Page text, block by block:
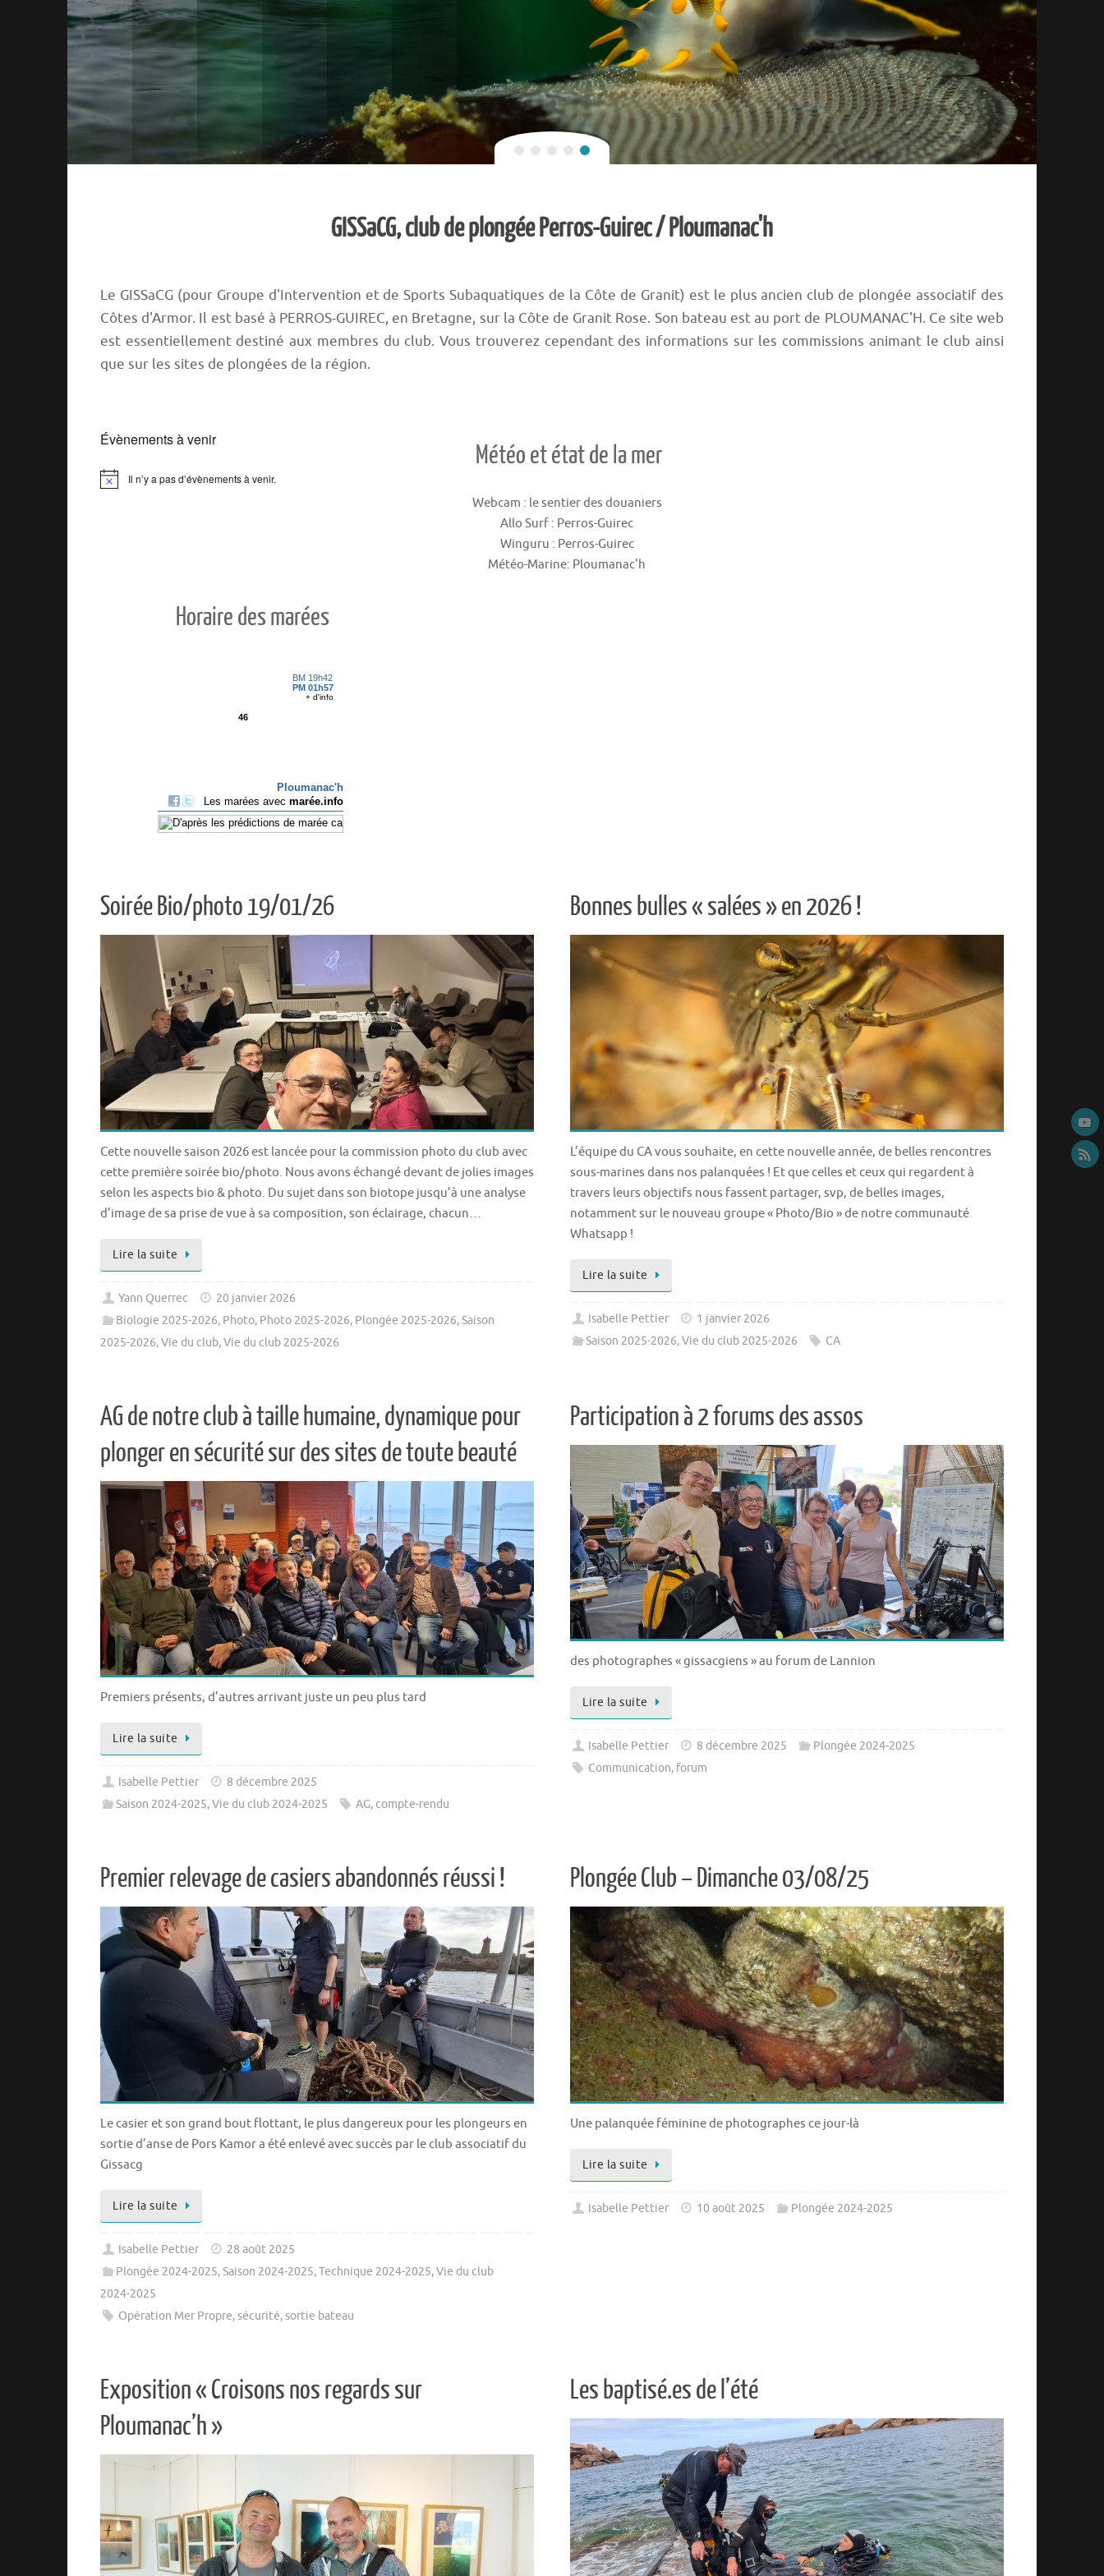
GISSaCG, club de plongée Perros-Guirec / Ploumanac'h
Le GISSaCG (pour Groupe d'Intervention et de Sports Subaquatiques de la Côte de Granit) est le plus ancien club de plongée associatif des
Côtes d'Armor. Il est basé à PERROS-GUIREC, en Bretagne, sur la Côte de Granit Rose. Son bateau est au port de PLOUMANAC'H. Ce site web
est essentiellement destiné aux membres du club. Vous trouverez cependant des informations sur les commissions animant le club ainsi
que sur les sites de plongées de la région.
Évènements à venir
Notice Il n’y a pas d’évènements à venir.
Météo et état de la mer
Webcam : le sentier des douaniers
Allo Surf : Perros-Guirec
Winguru : Perros-Guirec
Météo-Marine: Ploumanac'h
Horaire des marées
Soirée Bio/photo 19/01/26
Cette nouvelle saison 2026 est lancée pour la commission photo du club avec
cette première soirée bio/photo. Nous avons échangé devant de jolies images
selon les aspects bio & photo. Du sujet dans son biotope jusqu’à une analyse
d’image de sa prise de vue à sa composition, son éclairage, chacun…
Lire la suite
Yann Querrec
20 janvier 2026
Biologie 2025-2026, Photo, Photo 2025-2026, Plongée 2025-2026,Saison
2025-2026,Vie du club,Vie du club 2025-2026
Bonnes bulles « salées » en 2026 !
L’équipe du CA vous souhaite, en cette nouvelle année, de belles rencontres
sous-marines dans nos palanquées ! Et que celles et ceux qui regardent à
travers leurs objectifs nous fassent partager, svp, de belles images,
notamment sur le nouveau groupe « Photo/Bio » de notre communauté
Whatsapp !
Lire la suite
Isabelle Pettier
1 janvier 2026
Saison 2025-2026,Vie du club 2025-2026 CA
AG de notre club à taille humaine, dynamique pour
plonger en sécurité sur des sites de toute beauté
Premiers présents, d’autres arrivant juste un peu plus tard
Lire la suite
Isabelle Pettier
8 décembre 2025
Saison 2024-2025,Vie du club 2024-2025 AG, compte-rendu
Participation à 2 forums des assos
des photographes « gissacgiens » au forum de Lannion
Lire la suite
Isabelle Pettier 8 décembre 2025
Plongée 2024-2025
Communication, forum
Premier relevage de casiers abandonnés réussi !
Le casier et son grand bout flottant, le plus dangereux pour les plongeurs en
sortie d’anse de Pors Kamor a été enlevé avec succès par le club associatif du
Gissacg
Lire la suite
Isabelle Pettier
28 août 2025
Plongée 2024-2025,Saison 2024-2025,Technique 2024-2025,Vie du club
2024-2025
Opération Mer Propre,sécurité,sortie bateau
Plongée Club – Dimanche 03/08/25
Une palanquée féminine de photographes ce jour-là
Lire la suite
Isabelle Pettier 10 août 2025 Plongée 2024-2025
Exposition « Croisons nos regards sur
Ploumanac’h »
Les baptisé.es de l’été